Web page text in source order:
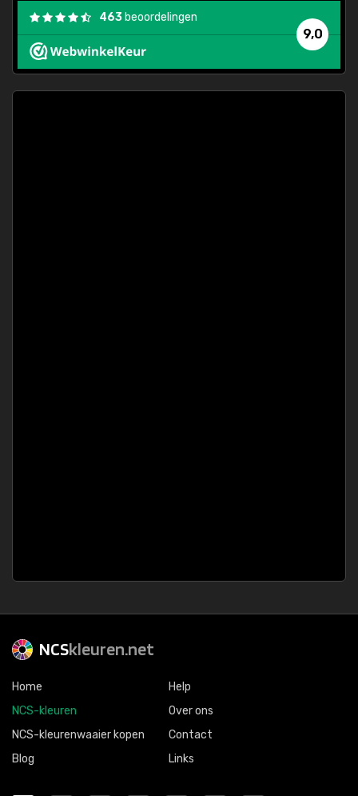
9,0
463 beoordelingen
NCSkleuren.net
Home
NCS-kleuren
NCS-kleurenwaaier kopen
Blog
Help
Over ons
Contact
Links